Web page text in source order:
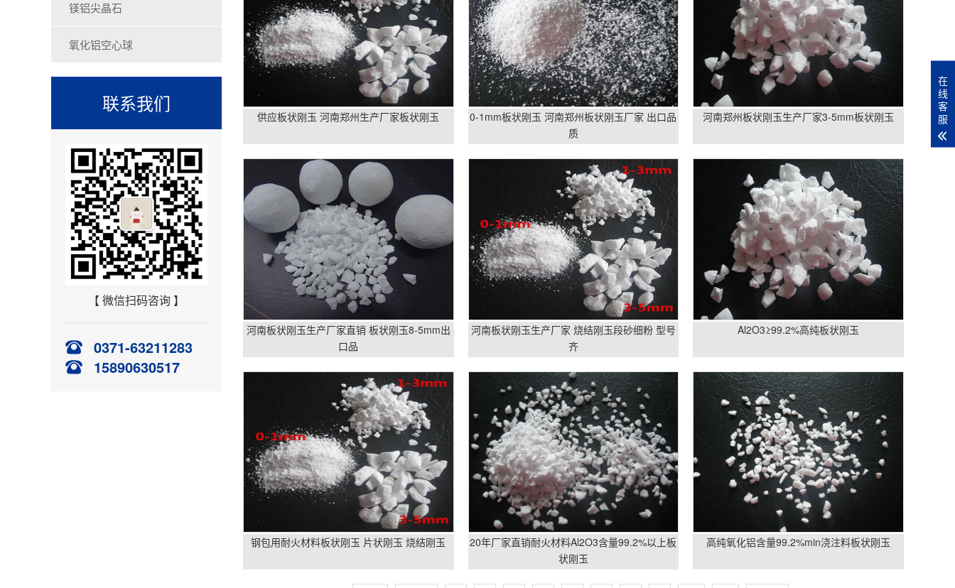
镁铝尖晶石
氧化铝空心球
联系我们
【 微信扫码咨询 】
0371-63211283
15890630517
供应板状刚玉 河南郑州生产厂家板状刚玉
0-1mm板状刚玉 河南郑州板状刚玉厂家 出口品
质
河南郑州板状刚玉生产厂家3-5mm板状刚玉
河南板状刚玉生产厂家直销 板状刚玉8-5mm出
口品
河南板状刚玉生产厂家 烧结刚玉段砂细粉 型号
齐
Al2O3≥99.2%高纯板状刚玉
钢包用耐火材料板状刚玉 片状刚玉 烧结刚玉
20年厂家直销耐火材料Al2O3含量99.2%以上板
状刚玉
高纯氧化铝含量99.2%min浇注料板状刚玉
在
线
客
服